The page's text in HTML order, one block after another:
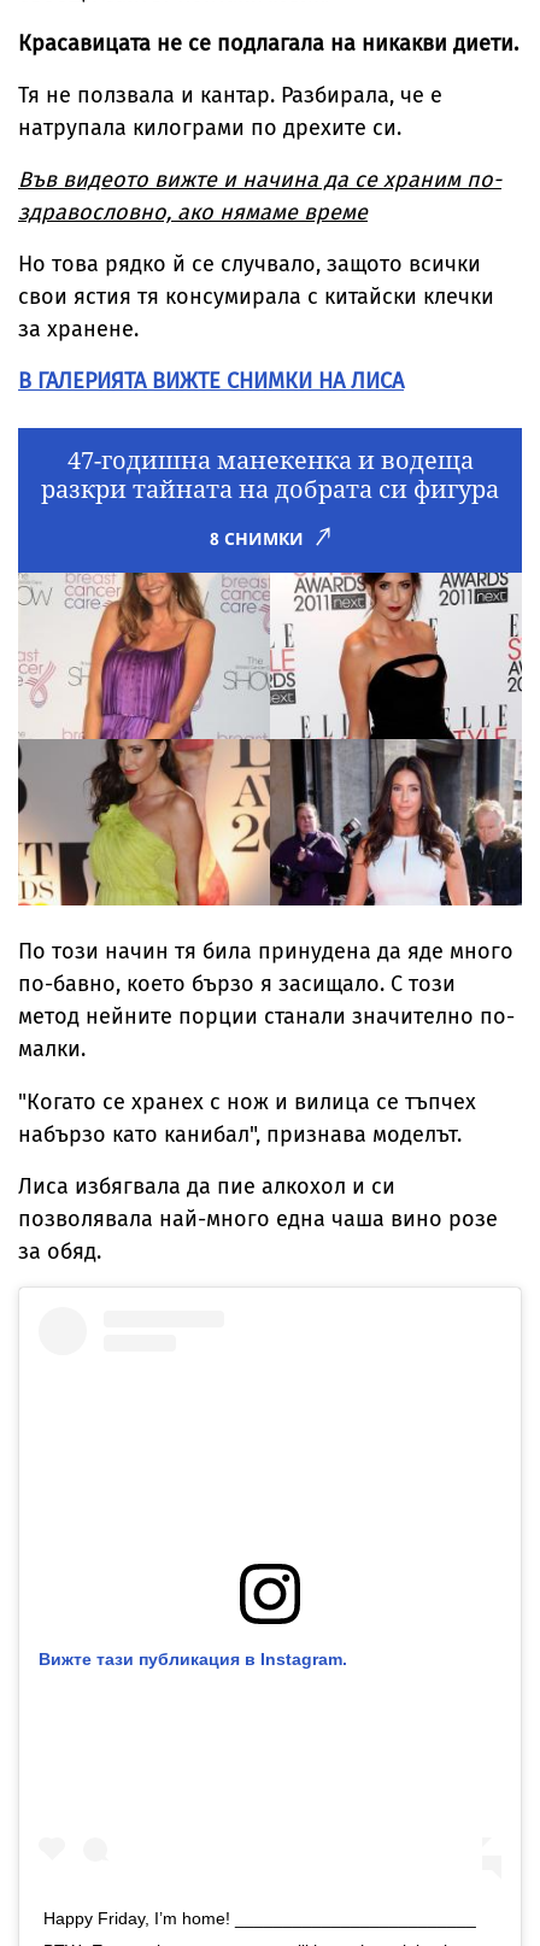
Красавицата не се подлагала на никакви диети.
Тя не ползвала и кантар. Разбирала, че е
натрупала килограми по дрехите си.
Във видеото вижте и начина да се храним по-
здравословно, ако нямаме време
Но това рядко й се случвало, защото всички
свои ястия тя консумирала с китайски клечки
за хранене.
В ГАЛЕРИЯТА ВИЖТЕ СНИМКИ НА ЛИСА
47-годишна манекенка и водеща
разкри тайната на добрата си фигура
8 СНИМКИ
По този начин тя била принудена да яде много
по-бавно, което бързо я засищало. С този
метод нейните порции станали значително по-
малки.
"Когато се хранех с нож и вилица се тъпчех
набързо като канибал", признава моделът.
Лиса избягвала да пие алкохол и си
позволявала най-много една чаша вино розе
за обяд.
Вижте тази публикация в Instagram.
Happy Friday, I’m home! _________________________